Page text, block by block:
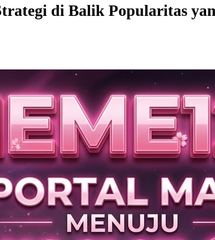
di Balik Popularitas